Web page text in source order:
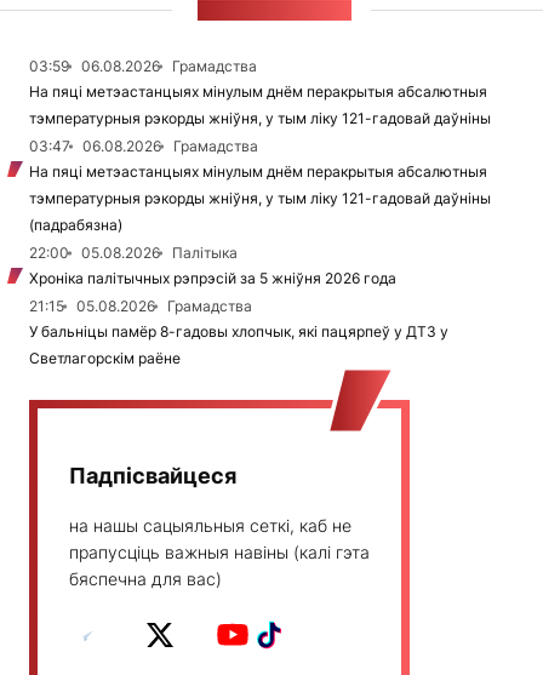
03:59 06.08.2026
Грамадства
На пяці метэастанцыях мінулым днём перакрытыя абсалютныя
тэмпературныя рэкорды жніўня, у тым ліку 121-гадовай даўніны
03:47
06.08.2026
Грамадства
На пяці метэастанцыях мінулым днём перакрытыя абсалютныя
тэмпературныя рэкорды жніўня, у тым ліку 121-гадовай даўніны
(падрабязна)
22:00
05.08.2026
Палітыка
Хроніка палітычных рэпрэсій за 5 жніўня 2026 года
21:15
05.08.2026
Грамадства
У бальніцы памёр 8-гадовы хлопчык, які пацярпеў у ДТЗ у
Светлагорскім раёне
Падпісвайцеся
на нашы сацыяльныя сеткі, каб не
прапусціць важныя навіны (калі гэта
бяспечна для вас)